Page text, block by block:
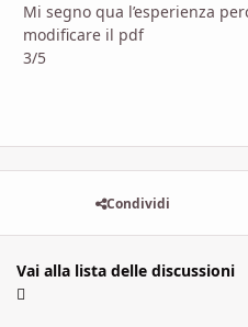
Mi segno qua l’esperienza
modificare il pdf
3/5
Condividi
Vai alla lista delle discussioni